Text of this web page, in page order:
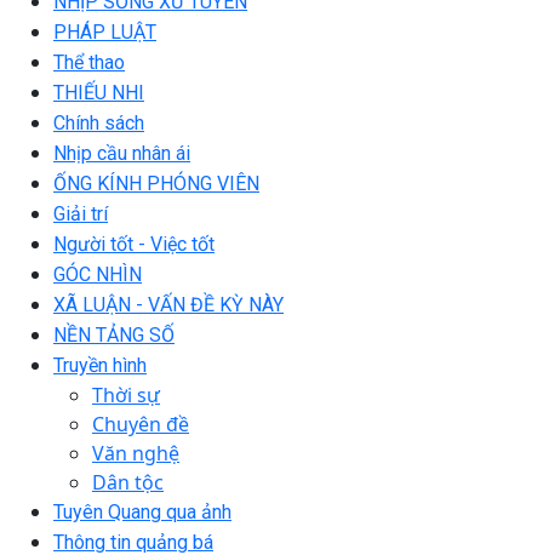
PHÁP LUẬT
Thể thao
THIẾU NHI
Chính sách
Nhịp cầu nhân ái
ỐNG KÍNH PHÓNG VIÊN
Giải trí
Người tốt - Việc tốt
GÓC NHÌN
XÃ LUẬN - VẤN ĐỀ KỲ NÀY
NỀN TẢNG SỐ
Truyền hình
Thời sự
Chuyên đề
Văn nghệ
Dân tộc
Tuyên Quang qua ảnh
Thông tin quảng bá